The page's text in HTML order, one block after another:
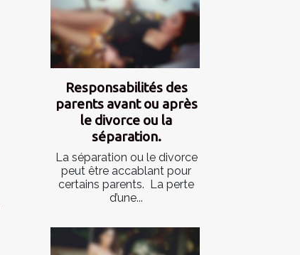
Responsabilités des
parents avant ou après
le divorce ou la
séparation.
La séparation ou le divorce
peut être accablant pour
certains parents. La perte
d’une...